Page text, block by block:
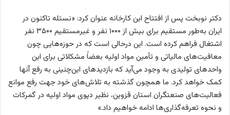
دکتر نوبخت پس از افتتاح این کارخانه عنوان کرد: «نستله تاکنون در
ایران به‌طور مستقیم برای بیش از ۱۰۰۰ نفر و غیرمستقیم ۳۵۰۰ نفر
اشتغال فراهم کرده است. این درحالی است که در حوزه‌هایی چون
معافیت‌های مالیاتی و تأمین مواد اولیه بعضاً مشکلاتی برای این
واحدهای تولیدی به وجود می‌آید که بازدیدهای این‌چنینی به رفع آنها
کمک خواهد کرد. ما همچون گذشته به تلاش‌های خود جهت رفع موانع
فعالیت‌های صنعتگران استان قزوین، نظیر دپوی مواد اولیه در گمرکات
و نحوه تعرفه‌گذاری‌ها ادامه خواهیم داد.»